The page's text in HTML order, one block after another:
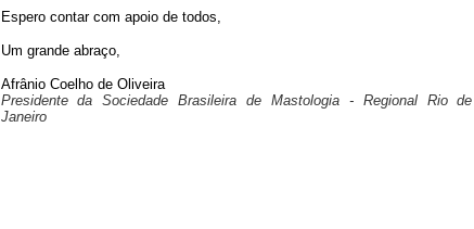
Espero contar com apoio de todos,
Um grande abraço,
Afrânio Coelho de Oliveira
Presidente da Sociedade Brasileira de Mastologia - Regional Rio de
Janeiro